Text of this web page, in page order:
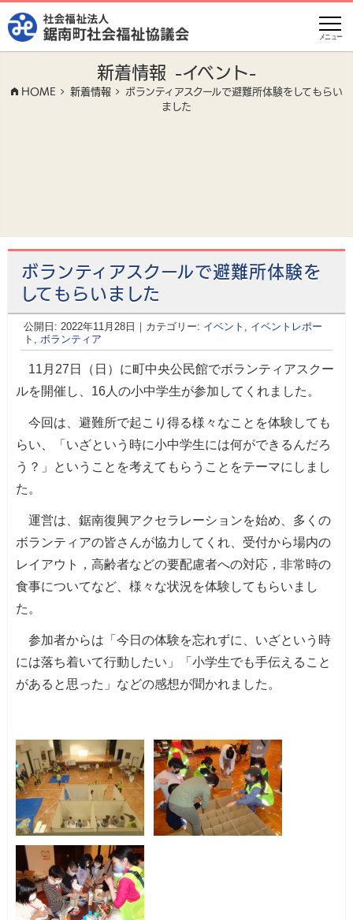
メニュー
新着情報 -イベント-
HOME 新着情報
ボランティアスクールで避難所体験をしてもらい
ました
ボランティアスクールで避難所体験を
してもらいました
公開日: 2022年11月28日 ｜カテゴリー: イベント
イベントレポー
ト
ボランティア
11月27日（日）に町中央公民館でボランティアスクー
ルを開催し、16人の小中学生が参加してくれました。
今回は、避難所で起こり得る様々なことを体験しても
らい、「いざという時に小中学生には何ができるんだろ
う？」ということを考えてもらうことをテーマにしまし
た。
運営は、鋸南復興アクセラレーションを始め、多くの
ボランティアの皆さんが協力してくれ、受付から場内の
レイアウト，高齢者などの要配慮者への対応，非常時の
食事についてなど、様々な状況を体験してもらいまし
た。
参加者からは「今日の体験を忘れずに、いざという時
には落ち着いて行動したい」「小学生でも手伝えること
があると思った」などの感想が聞かれました。